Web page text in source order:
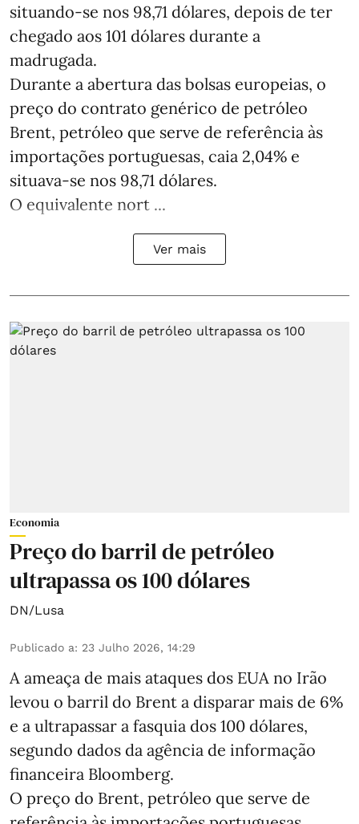
situando-se nos 98,71 dólares, depois de ter
chegado aos 101 dólares durante a
madrugada.
Durante a abertura das bolsas europeias, o
preço do contrato genérico de petróleo
Brent, petróleo que serve de referência às
importações portuguesas, caia 2,04% e
situava-se nos 98,71 dólares.
O equivalente nort ...
Ver mais
Economia
Preço do barril de petróleo
ultrapassa os 100 dólares
DN/Lusa
Publicado a: 23 Julho 2026, 14:29
A ameaça de mais ataques dos EUA no Irão
levou o barril do Brent a disparar mais de 6%
e a ultrapassar a fasquia dos 100 dólares,
segundo dados da agência de informação
financeira Bloomberg.
O preço do Brent, petróleo que serve de